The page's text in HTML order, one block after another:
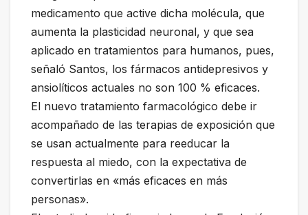
medicamento que active dicha molécula, que
aumenta la plasticidad neuronal, y que sea
aplicado en tratamientos para humanos, pues,
señaló Santos, los fármacos antidepresivos y
ansiolíticos actuales no son 100 % eficaces.
El nuevo tratamiento farmacológico debe ir
acompañado de las terapias de exposición que
se usan actualmente para reeducar la
respuesta al miedo, con la expectativa de
convertirlas en «más eficaces en más
personas».